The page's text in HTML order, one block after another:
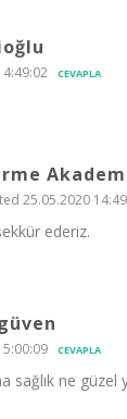
CEVAPLA
25.05.2020
ederiz.
CEVAPLA
sağlık ne güzel